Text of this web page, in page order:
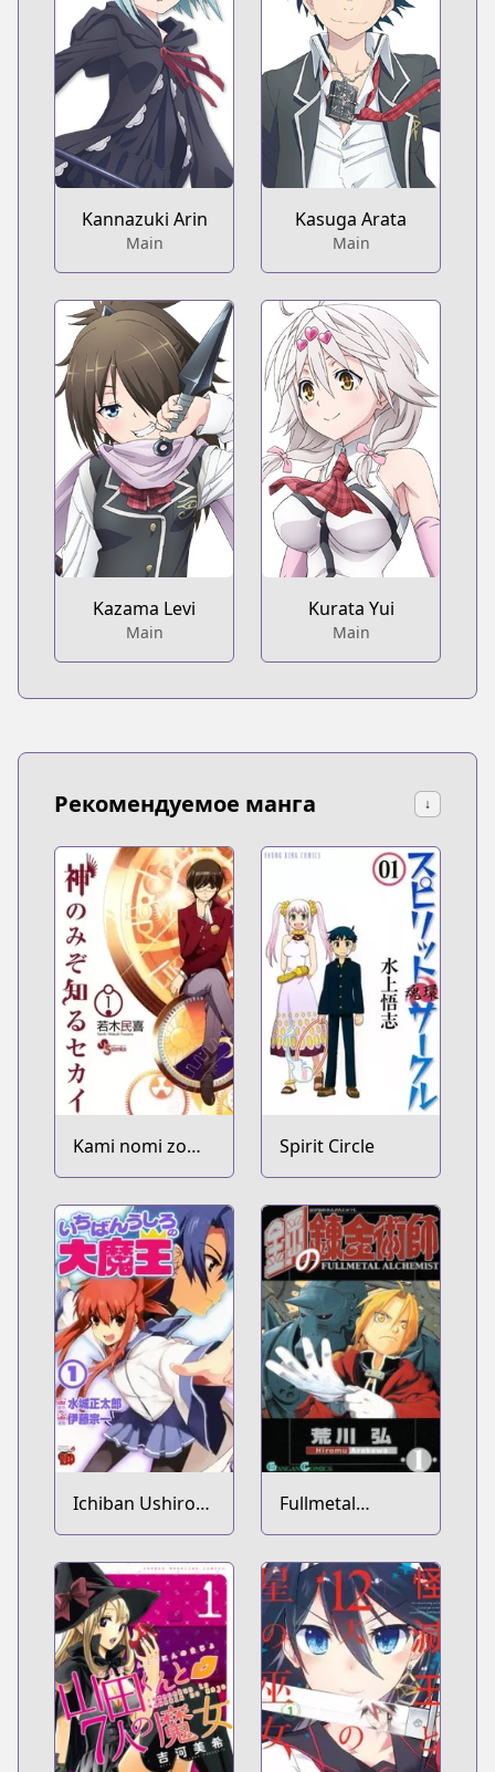
Kannazuki Arin
Main
Kasuga Arata
Main
Kazama Levi
Main
Kurata Yui
Main
Рекомендуемое манга ↓
Kami nomi zo
Shiru Sekai
Spirit Circle
Ichiban Ushiro
no Daimaou
Fullmetal
Alchemist